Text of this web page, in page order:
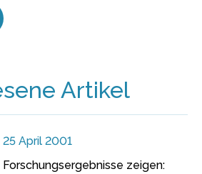
Artikel
25 April 2001
Forschungsergebnisse zeigen: